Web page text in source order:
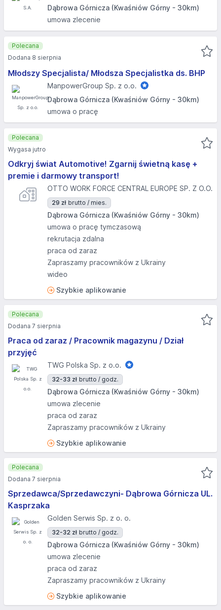
Dąbrowa Górnicza (Kwaśniów Górny - 30km)
umowa zlecenie
Młodszy Specjalista/ Młodsza Specjalistka ds. BHP
ManpowerGroup Sp. z o.o.
Dąbrowa Górnicza (Kwaśniów Górny - 30km)
umowa o pracę
Polecana
Dodana 8 sierpnia
Odkryj świat Automotive! Zgarnij świetną kasę +
premie i darmowy transport!
OTTO WORK FORCE CENTRAL EUROPE SP. Z O.O.
29 zł brutto / mies.
Dąbrowa Górnicza (Kwaśniów Górny - 30km)
umowa o pracę tymczasową
rekrutacja zdalna
praca od zaraz
Zapraszamy pracowników z Ukrainy
wideo
Szybkie aplikowanie
Polecana
Wygasa jutro
Praca od zaraz / Pracownik magazynu / Dział
przyjęć
TWG Polska Sp. z o.o.
32-33 zł brutto / godz.
Dąbrowa Górnicza (Kwaśniów Górny - 30km)
umowa zlecenie
praca od zaraz
Zapraszamy pracowników z Ukrainy
Szybkie aplikowanie
Polecana
Dodana 7 sierpnia
Sprzedawca/Sprzedawczyni- Dąbrowa Górnicza UL.
Kasprzaka
Golden Serwis Sp. z o. o.
32-32 zł brutto / godz.
Dąbrowa Górnicza (Kwaśniów Górny - 30km)
umowa zlecenie
praca od zaraz
Zapraszamy pracowników z Ukrainy
Szybkie aplikowanie
Polecana
Dodana 7 sierpnia